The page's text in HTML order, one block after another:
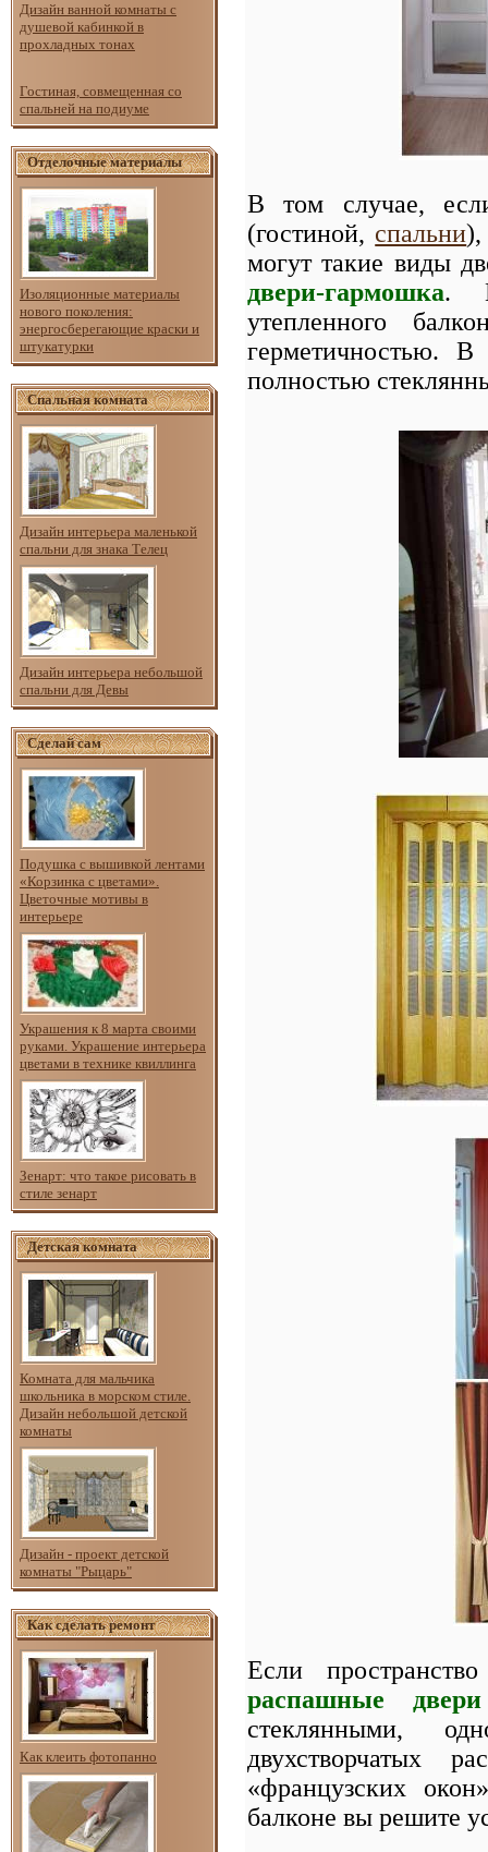
Дизайн ванной комнаты с
душевой кабинкой в
прохладных тонах
Гостиная, совмещенная со
спальней на подиуме
Отделочные материалы
Изоляционные материалы
нового поколения:
энергосберегающие краски и
штукатурки
Спальная комната
Дизайн интерьера маленькой
спальни для знака Телец
Дизайн интерьера небольшой
спальни для Девы
Сделай сам
Подушка с вышивкой лентами
«Корзинка с цветами».
Цветочные мотивы в
интерьере
Украшения к 8 марта своими
руками. Украшение интерьера
цветами в технике квиллинга
Зенарт: что такое рисовать в
стиле зенарт
Детская комната
Комната для мальчика
школьника в морском стиле.
Дизайн небольшой детской
комнаты
Дизайн - проект детской
комнаты "Рыцарь"
Как сделать ремонт
Как клеить фотопанно
В том случае,
(гостиной, спальни),
могут такие виды
двери-гармошка.
утепленного
герметичностью.
полностью
Если
распашные двери
стеклянными,
двухстворчатых
«французских
балконе вы решите